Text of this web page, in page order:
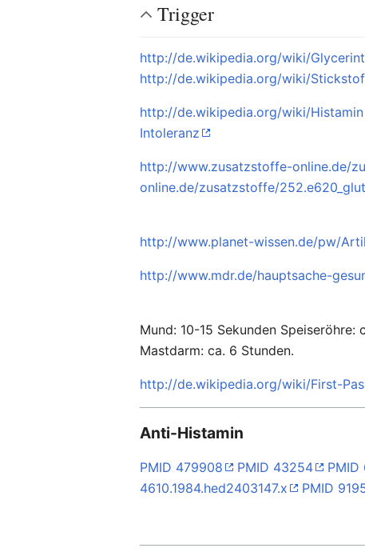
Trigger
http://de.wikipedia.org/wiki/
http://de.wikipedia.org/wiki/
http://de.wikipedia.org/wiki/Histamin
Intoleranz
http://www.zusatzstoffe-online.de/
online.de/zusatzstoffe/
http://www.planet-wissen.de/pw/
http://www.mdr.de/hauptsache-
Mund: 10-15 Sekunden
Mastdarm: ca. 6 Stunden.
http://de.wikipedia.org/wiki/First-
Anti-Histamin
PMID 479908 PMID 43254 PMID
4610.1984.hed2403147.x
PMID